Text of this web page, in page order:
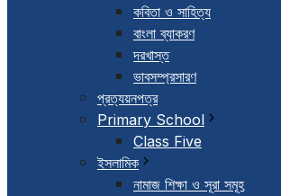
কবিতা ও সাহিত্য
বাংলা ব্যাকরণ
দরখাস্ত
ভাবসম্প্রসারণ
প্রত্যয়নপত্র
Primary School
Class Five
ইসলামিক
নামাজ শিক্ষা ও সূরা সমূহ